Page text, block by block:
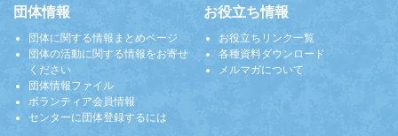
団体情報
団体に関する情報まとめページ
団体の活動に関する情報をお寄せ
ください
団体情報ファイル
ボランティア会員情報
センターに団体登録するには
お役立ち情報
お役立ちリンク一覧
各種資料ダウンロード
メルマガについて